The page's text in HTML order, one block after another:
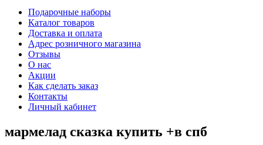
Подарочные наборы
Каталог товаров
Доставка и оплата
Адрес розничного магазина
Отзывы
О нас
Акции
Как сделать заказ
Контакты
Личный кабинет
мармелад сказка купить +в спб